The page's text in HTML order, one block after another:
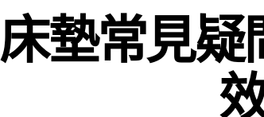
床墊常見